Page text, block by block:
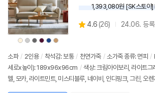
상
품
상
상
품
상
상
품
색
상
상
품
상
상
품
색
상
상
품
색
상
1,393,080원 [SK스토아]
별
4.6 (상
뷰
26) 24.06. 등록
소파 / 2인용 / 착석감: 보통 / 천연가죽 / 소가죽 종류: 면피 /
세로x높이): 189x96x96cm / 색상: 크림아이보리, 라이트그
멜, 모카, 라이트민트, 미스티블루, 네이비, 인디핑크, 그린, 오렌